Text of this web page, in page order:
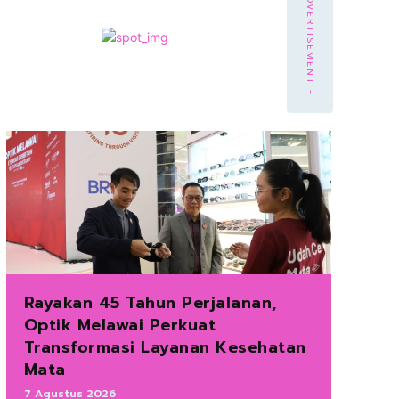
- ADVERTISEMENT -
Rayakan 45 Tahun Perjalanan,
Optik Melawai Perkuat
Transformasi Layanan Kesehatan
Mata
7 Agustus 2026